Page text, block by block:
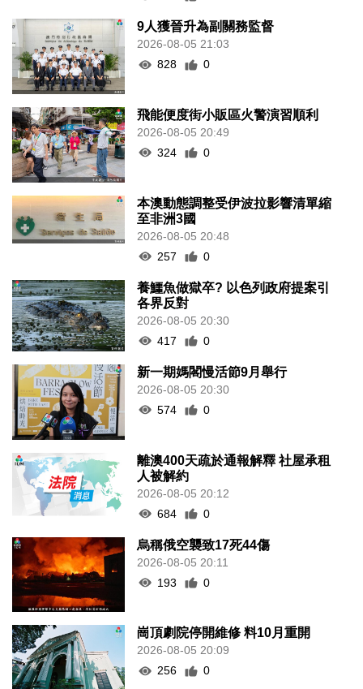
9人獲晉升為副關務監督
2026-08-05 21:03
828
0
飛能便度街小販區火警演習順利
2026-08-05 20:49
324
0
本澳動態調整受伊波拉影響清單縮
至非洲3國
2026-08-05 20:48
257
0
養鱷魚做獄卒? 以色列政府提案引
各界反對
2026-08-05 20:30
417
0
新一期媽閣慢活節9月舉行
2026-08-05 20:30
574
0
離澳400天疏於通報解釋 社屋承租
人被解約
2026-08-05 20:12
684
0
烏稱俄空襲致17死44傷
2026-08-05 20:11
193
0
崗頂劇院停開維修 料10月重開
2026-08-05 20:09
256
0